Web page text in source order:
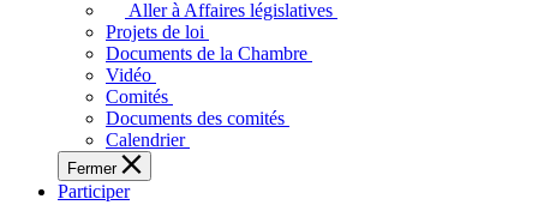
adopte
touchent
des
Ontariennes
et
Aller à Affaires législatives
Projets de loi
Documents de la Chambre
Vidéo
Comités
Documents des comités
Calendrier
Fermer
Participer